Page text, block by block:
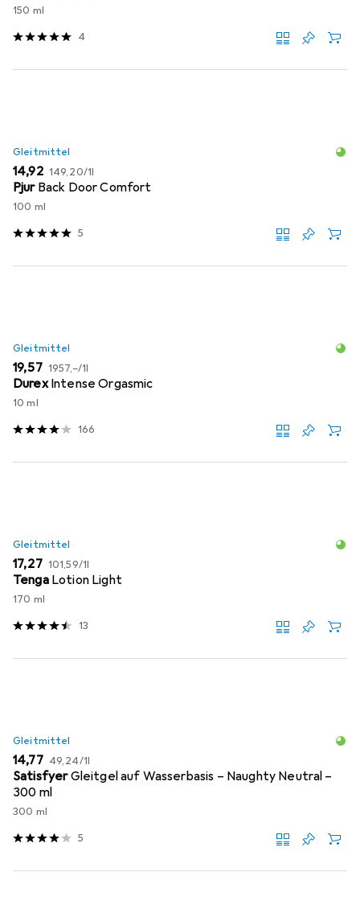
150 ml
4
Gleitmittel
EUR
14,92 EUR
149,20/1l
Pjur Back Door Comfort
100 ml
5
Gleitmittel
EUR
19,57 EUR
1957,–/1l
Durex Intense Orgasmic
10 ml
166
Gleitmittel
EUR
17,27 EUR
101,59/1l
Tenga Lotion Light
170 ml
13
Gleitmittel
EUR
14,77 EUR
49,24/1l
SatisfyerGleitgel auf Wasserbasis – Naughty Neutral –
300 ml
300 ml
5